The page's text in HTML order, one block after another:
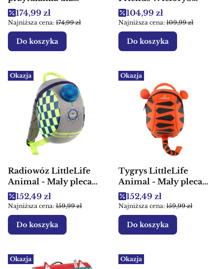
chłopca Lew Jack
Lilliputiens
Cena promocyjna
174,99 zł
Najniższa cena: 174,99 zł
Do koszyka
Lassig 2+
Cena promocyjna
104,99 zł
Najniższa cena: 109,99 zł
Do koszyka
Okazja
Radiowóz LittleLife
Animal - Mały plecak
dla dzieci
Cena promocyjna
152,49 zł
Najniższa cena: 159,99 zł
Do koszyka
Okazja
Tygrys LittleLife
Animal - Mały plecak
dla dzieci
Cena promocyjna
152,49 zł
Najniższa cena: 159,99 zł
Do koszyka
Okazja Okazja